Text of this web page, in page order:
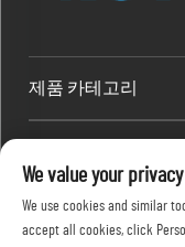
제품 카테고리
연락처 정보
We value your privacy
We use cookies and similar
accept all cookies, click